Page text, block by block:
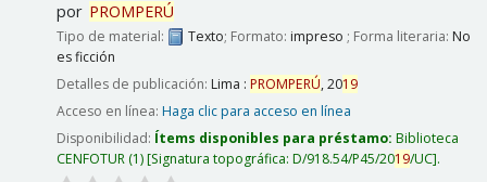
por PROMPERÚ
Tipo de material: Texto; Formato: impreso ; Forma literaria: No
es ficción
Detalles de publicación: Lima : PROMPERÚ,2019
Acceso en línea: Haga clic para acceso en línea
Disponibilidad: Ítems disponibles para préstamo: Biblioteca
CENFOTUR(1) Signatura topográfica: D/918.54/P45/2019/UC .